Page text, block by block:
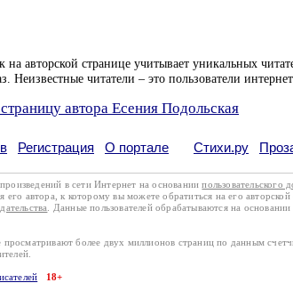
авторской странице учитывает уникальных
Неизвестные читатели – это пользователи
автора Есения Подольская
Регистрация О портале Стихи.ру
в сети Интернет на основаниипользовательского
его автора, к которому вы можете обратиться на его
. Данные пользователей обрабатываются на основании
более двух миллионов страниц по данным
18+